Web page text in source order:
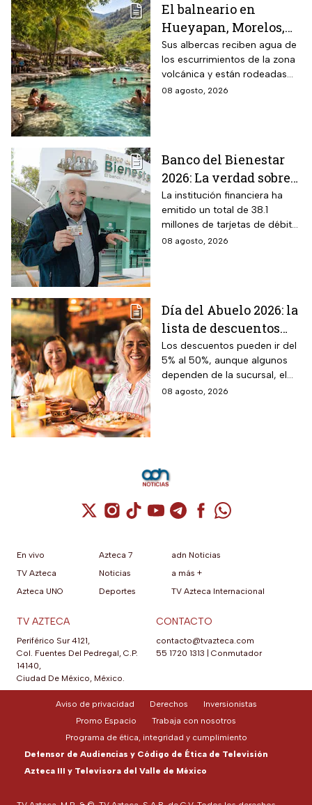
El balneario en
Hueyapan, Morelos,
que combina albercas
cristalinas con la
naturaleza del volcán
Popocatépetl y cuesta
Sus albercas reciben agua de
los escurrimientos de la zona
volcánica y están rodeadas
de vegetación, áreas verdes y
08 agosto, 2026
Banco del Bienestar
2026: La verdad sobre
entrar a Buró de
Crédito por tenerla
La institución financiera ha
emitido un total de 38.1
millones de tarjetas de débito
para la dispersión de los
08 agosto, 2026
Día del Abuelo 2026: la
lista de descuentos
con tu credencial
INAPAM en
restaurantes,
transporte y tiendas
Los descuentos pueden ir del
5% al 50%, aunque algunos
dependen de la sucursal, el
servicio y los lugares
08 agosto, 2026
Cuenta de X / Twitter (se abre en una
Cuenta de Instagram (se abre en una
Cuenta de TikTok (se abre en
Cuenta de YouTube (se abre
Cuenta de Telegram (se
Cuenta de
Cuenta de
En vivo
TV Azteca
Azteca UNO
Azteca 7
Noticias
Deportes
adn Noticias
a más +
TV Azteca Internacional
TV AZTECA
Periférico Sur 4121,
Col. Fuentes Del Pedregal, C.P.
14140,
Ciudad De México, México.
CONTACTO
contacto@tvazteca.com
55 1720 1313
Conmutador
Aviso de privacidad Derechos
Inversionistas
Promo Espacio
Trabaja con nosotros
Programa de ética, integridad y cumplimiento
Defensor de Audiencias y Código de Ética de Televisión
Azteca III y Televisora del Valle de México